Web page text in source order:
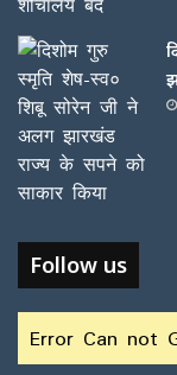
Follow us
Error Can not